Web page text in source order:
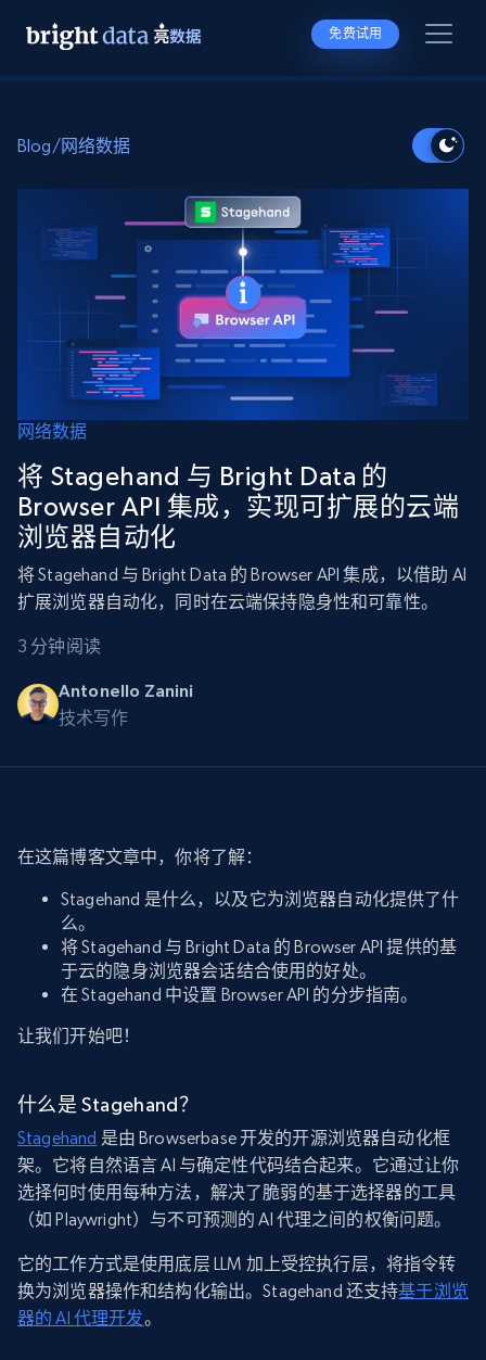
免费试用
Blog/网络数据
网络数据
将 Stagehand 与 Bright Data 的
Browser API 集成，实现可扩展的云端
浏览器自动化
将 Stagehand 与 Bright Data 的 Browser API 集成，以借助 AI
扩展浏览器自动化，同时在云端保持隐身性和可靠性。
3 分钟阅读
Antonello Zanini
技术写作
在这篇博客文章中，你将了解：
Stagehand 是什么，以及它为浏览器自动化提供了什
么。
将 Stagehand 与 Bright Data 的 Browser API 提供的基
于云的隐身浏览器会话结合使用的好处。
在 Stagehand 中设置 Browser API 的分步指南。
让我们开始吧！
什么是 Stagehand？
Stagehand 是由 Browserbase 开发的开源浏览器自动化框
架。它将自然语言 AI 与确定性代码结合起来。它通过让你
选择何时使用每种方法，解决了脆弱的基于选择器的工具
（如 Playwright）与不可预测的 AI 代理之间的权衡问题。
它的工作方式是使用底层 LLM 加上受控执行层，将指令转
换为浏览器操作和结构化输出。Stagehand 还支持基于浏览
器的 AI 代理开发。